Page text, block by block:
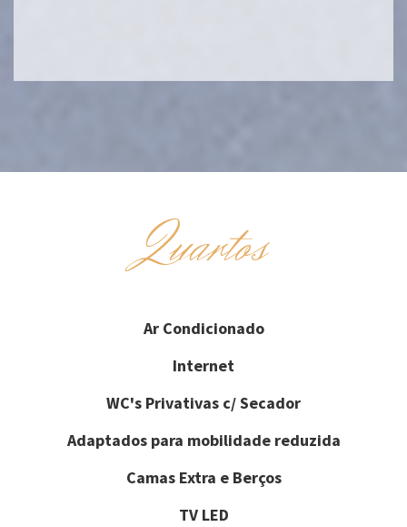
Quartos
Ar Condicionado
Internet
WC's Privativas c/ Secador
Adaptados para mobilidade reduzida
Camas Extra e Berços
TV LED